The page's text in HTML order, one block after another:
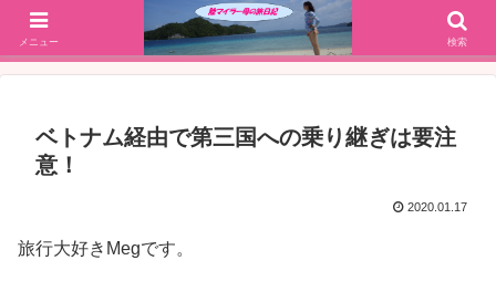
SFC修行(2016年解脱!)からJGC修行(2017年解脱)を決意、絶景や美味しいもの
大好きな働く陸マイラー母の旅行ブログ
ベトナム経由で第三国への乗り継ぎは要注
意！
2020.01.17
旅行大好きMegです。
メニュー 検索